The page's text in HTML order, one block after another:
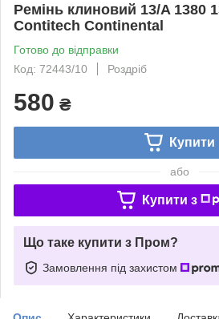
Ремінь клиновий 13/A 1380
Contitech Continental
Готово до відправки
Код: 72443/10
Роздріб
580 ₴
Купити
або
Купити з
Що таке купити з Пром?
Замовлення під захистом